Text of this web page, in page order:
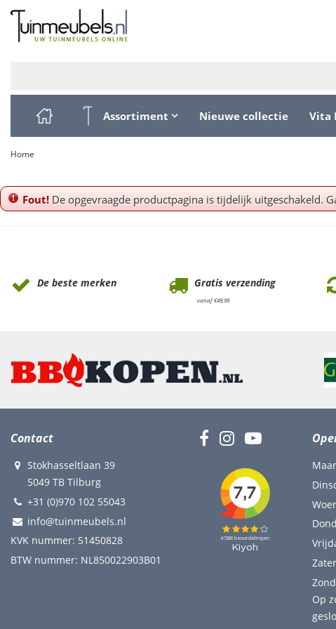
Ga
naar
content
Home
Assortiment Nieuwe collectie Vita
Fout! De opgevraagde productpagina is tijdelijk uitgeschakeld.
De beste merken Gratis verzending
vanaf €49,99
Contact
Stokhasseltlaan 39
5049 TB Tilburg
+31 (0)970 102 55043
info@tuinmeubels.nl
KVK nummer: 51450828
BTW nummer: NL850022903B01
Op